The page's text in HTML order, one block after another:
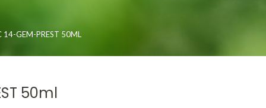
14-GEM-PREST 50ML
50ml